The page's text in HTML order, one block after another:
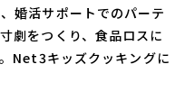
婚活サポートでのパーテ
劇をつくり、食品ロスに
Net3キッズクッキングに